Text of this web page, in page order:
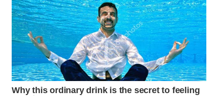
WN
INDRAMAYU
WN
KUNINGAN
WN